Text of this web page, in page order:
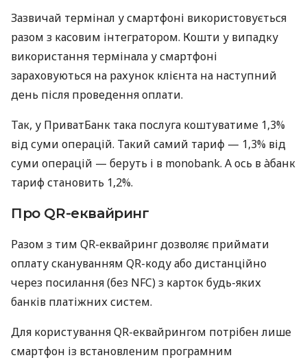
Зазвичай термінал у смартфоні використовується
разом з касовим інтегратором. Кошти у випадку
використання термінала у смартфоні
зараховуються на рахунок клієнта на наступний
день після проведення оплати.
Так, у ПриватБанк така послуга коштуватиме 1,3%
від суми операцій. Такий самий тариф — 1,3% від
суми операцій — беруть і в monobank. А ось в àбанк
тариф становить 1,2%.
Про QR-еквайринг
Разом з тим QR-еквайринг дозволяє приймати
оплату скануванням QR-коду або дистанційно
через посилання (без NFC) з карток будь-яких
банків платіжних систем.
Для користування QR-еквайрингом потрібен лише
смартфон із встановленим програмним